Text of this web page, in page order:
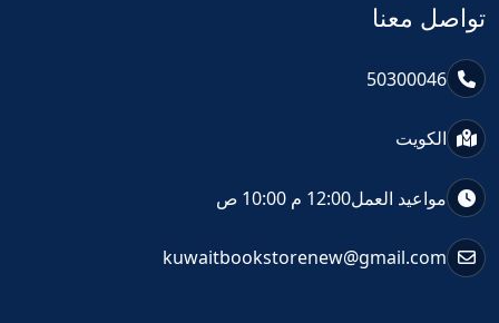
تواصل معنا
50300046
الكويت
مواعيد العمل12:00 م 10:00 ص
kuwaitbookstorenew@gmail.com